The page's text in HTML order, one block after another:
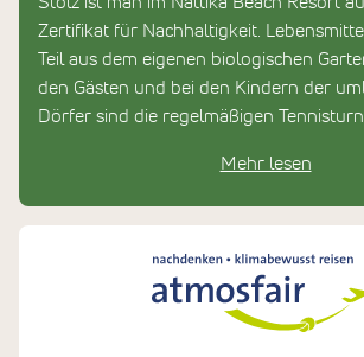
Zertifikat für Nachhaltigkeit.
Teil aus dem eigenen biologischen
den Gästen und bei den Kindern der
Dörfer sind die regelmäßigen
kostenlosen Unterricht.Mehr lesen